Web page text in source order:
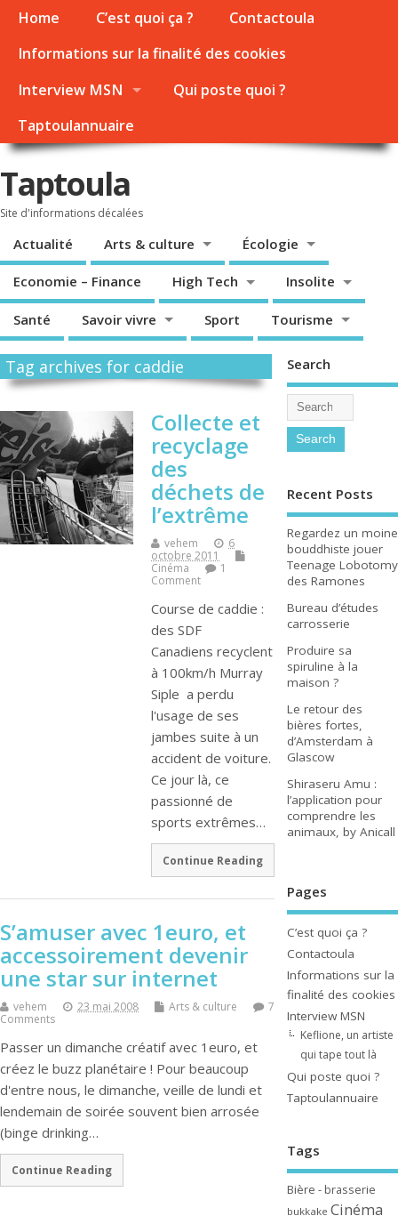
Home C’est quoi ça ?
Contactoula
Informations sur la finalité des cookies
Interview MSN
Qui poste quoi ?
Taptoulannuaire
Taptoula
Site d'informations décalées
Actualité Arts & culture Écologie
Economie – Finance High Tech Insolite
Santé Savoir vivre Sport Tourisme
Tag archives for caddie
Collecte et
recyclage
des
déchets de
l’extrême
vehem
6
octobre 2011
Cinéma
1
Comment
Course de caddie :
des SDF
Canadiens recyclent
à 100km/h Murray
Siple a perdu
l'usage de ses
jambes suite à un
accident de voiture.
Ce jour là, ce
passionné de
sports extrêmes…
Continue Reading
S’amuser avec 1euro, et
accessoirement devenir
une star sur internet
vehem 23 mai 2008 Arts & culture
7
Comments
Passer un dimanche créatif avec 1euro, et
créez le buzz planétaire ! Pour beaucoup
d'entre nous, le dimanche, veille de lundi et
lendemain de soirée souvent bien arrosée
(binge drinking…
Continue Reading
Search
Recent Posts
Regardez un moine
bouddhiste jouer
Teenage Lobotomy
des Ramones
Bureau d’études
carrosserie
Produire sa
spiruline à la
maison ?
Le retour des
bières fortes,
d’Amsterdam à
Glascow
Shiraseru Amu :
l’application pour
comprendre les
animaux, by Anicall
Pages
C’est quoi ça ?
Contactoula
Informations sur la
finalité des cookies
Interview MSN
Keflione, un artiste
qui tape tout là
Qui poste quoi ?
Taptoulannuaire
Tags
Bière - brasserie
bukkake Cinéma